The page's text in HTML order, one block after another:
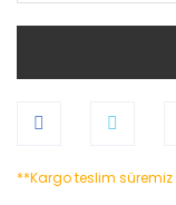
**Kargo teslim